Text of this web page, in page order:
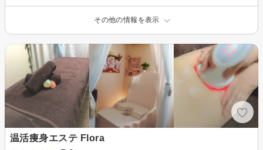
その他の情報を表示
温活痩身エステ Flora